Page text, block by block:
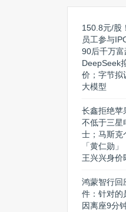
150.8元/股
员工参与
90后千万富
DeepSeek
价；字节拟
大模型
长鑫拒绝苹
不低于三星
士；马斯克
「黄仁勋
王兴兴身价
鸿蒙智行回
件：针对的
因离座9分